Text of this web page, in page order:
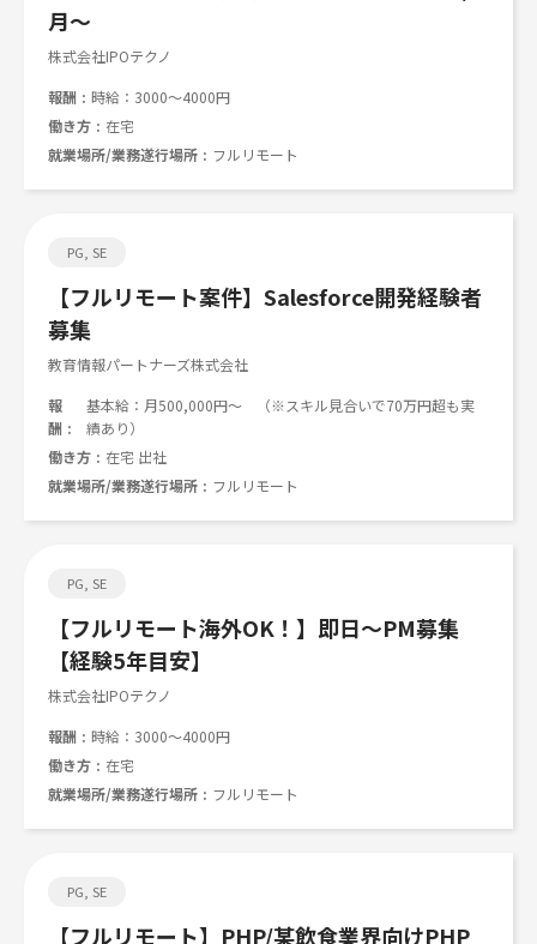
月～
株式会社IPOテクノ
報酬
時給：3000～4000円
働き方
在宅
就業場所/業務遂行場所
フルリモート
PG, SE
【フルリモート案件】Salesforce開発経験者
募集
教育情報パートナーズ株式会社
報
酬
基本給：月500,000円～ （※スキル見合いで70万円超も実
績あり）
働き方
在宅 出社
就業場所/業務遂行場所
フルリモート
PG, SE
【フルリモート海外OK！】即日～PM募集
【経験5年目安】
株式会社IPOテクノ
報酬
時給：3000～4000円
働き方
在宅
就業場所/業務遂行場所
フルリモート
PG, SE
【フルリモート】PHP/某飲食業界向けPHP